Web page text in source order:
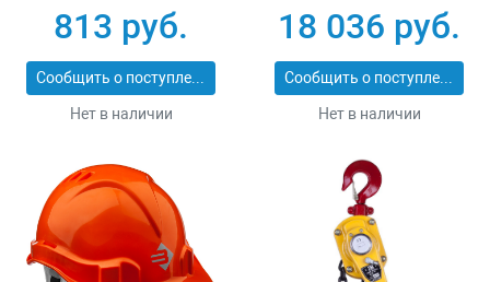
МАСТЕР 1135-XL
813 руб.
Сообщить о поступлении
Нет в наличии
18 036 руб.
Сообщить о поступлении
Нет в наличии